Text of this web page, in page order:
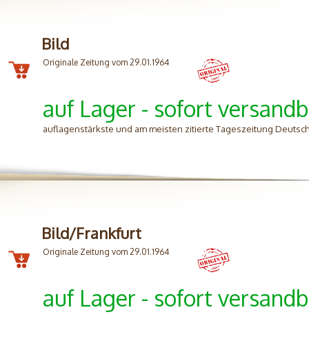
Bild
Originale Zeitung vom 29.01.1964
auf Lager - sofort
auflagenstärkste und am meisten zitierte Tageszeitung
Bild/Frankfurt
Originale Zeitung vom 29.01.1964
auf Lager - sofort